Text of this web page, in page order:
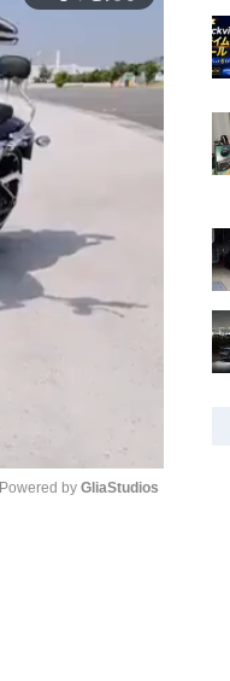
Powered by GliaStudios